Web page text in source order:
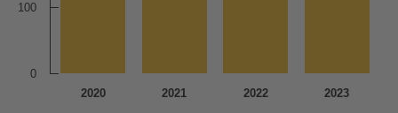
2020 2021 2022 2023
0
100